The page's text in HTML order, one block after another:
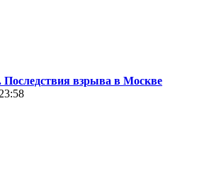
Последствия взрыва в Москве